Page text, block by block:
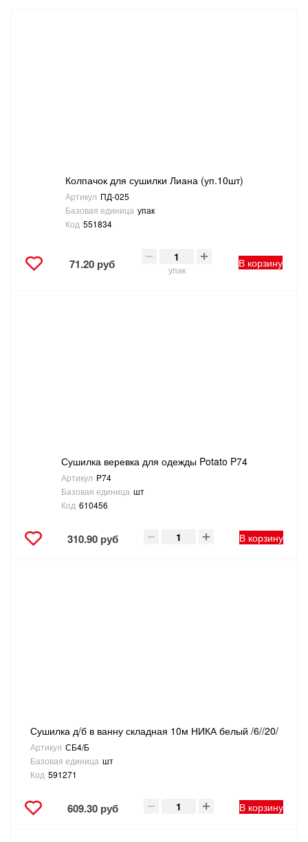
СНЕГОУБОРОЧНЫЙ ИНВЕНТАРЬ
СТРЕМЯНКИ,ЛЕСТНИЦЫ
СТРОИТЕЛЬНЫЕ И ОТДЕЛОЧНЫЕ МАТЕРИАЛЫ
ЭЛЕКТРОМОНТАЖНЫЕ ТОВАРЫ, СВЕТОТЕХНИКА
Колпачок для сушилки Лиана (уп.10шт)
Артикул ПД-025
Базовая единица упак
Код 551834
71.20 руб упак
В корзину
Сушилка веревка для одежды Potato P74
Артикул P74
Базовая единица шт
Код 610456
310.90 руб В корзину
Сушилка д/б в ванну складная 10м НИКА белый /6//20/
Артикул СБ4/Б
Базовая единица шт
Код 591271
609.30 руб В корзину